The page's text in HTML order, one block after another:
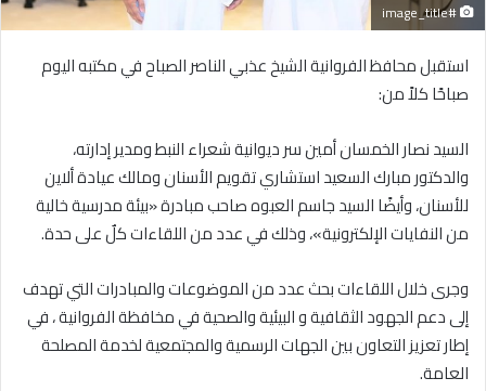
#image_title
استقبل محافظ الفروانية الشيخ عذبي الناصر الصباح في مكتبه اليوم
صباحًا كلاً من:
السيد نصار الخمسان أمين سر ديوانية شعراء النبط ومدير إدارته،
والدكتور مبارك السعيد استشاري تقويم الأسنان ومالك عيادة ألاين
للأسنان، وأيضًا السيد جاسم العبوه صاحب مبادرة «بيئة مدرسية خالية
من النفايات الإلكترونية»، وذلك في عدد من اللقاءات كلٌ على حدة.
وجرى خلال اللقاءات بحث عدد من الموضوعات والمبادرات التي تهدف
إلى دعم الجهود الثقافية و البيئية والصحية في مخافظة الفروانية ، في
إطار تعزيز التعاون بين الجهات الرسمية والمجتمعية لخدمة المصلحة
العامة.